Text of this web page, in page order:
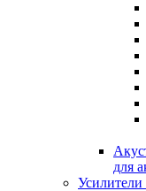
для
Усилители